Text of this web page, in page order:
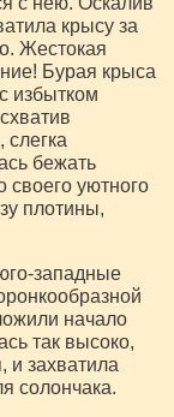
крысу за
Жестокая
Бурая крыса
избытком
слегка
бежать
своего уютного
плотины,
западные
начало
так высоко,
и захватила
солончака.